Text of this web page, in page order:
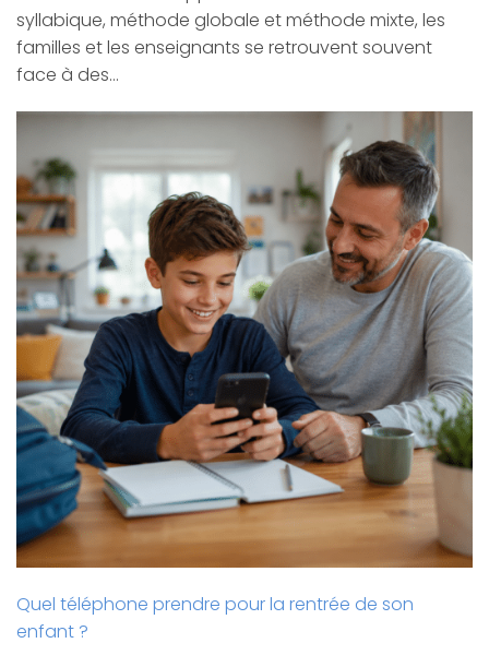
syllabique, méthode globale et méthode mixte, les
familles et les enseignants se retrouvent souvent
face à des…
Quel téléphone prendre pour la rentrée de son
enfant ?